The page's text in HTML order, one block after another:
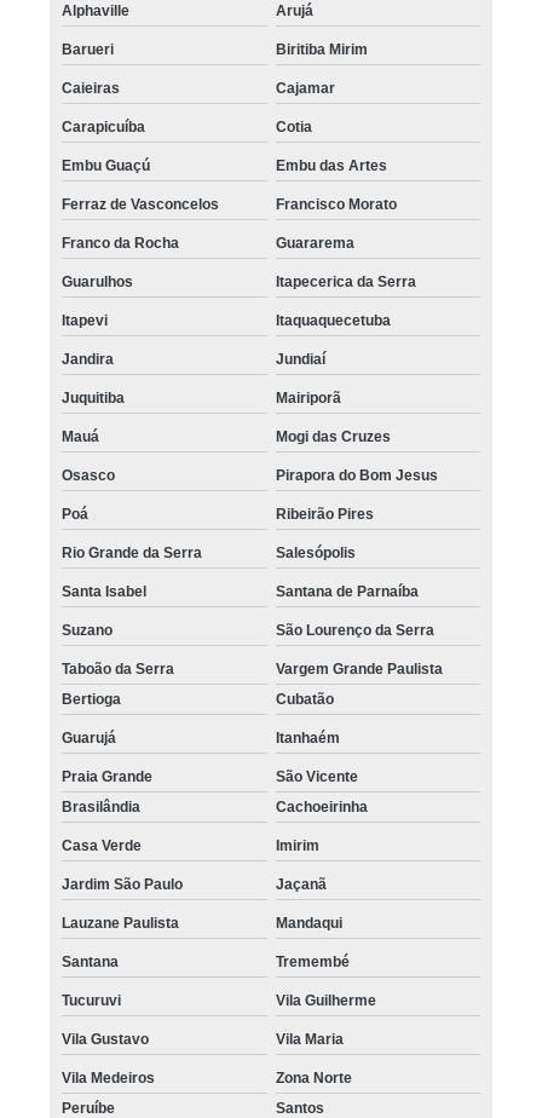
Alphaville
Arujá
Barueri Biritiba Mirim
Caieiras Cajamar
Carapicuíba Cotia
Embu Guaçú Embu das Artes
Ferraz de Vasconcelos Francisco Morato
Franco da Rocha Guararema
Guarulhos Itapecerica da Serra
Itapevi Itaquaquecetuba
Jandira Jundiaí
Juquitiba Mairiporã
Mauá Mogi das Cruzes
Osasco Pirapora do Bom Jesus
Poá Ribeirão Pires
Rio Grande da Serra Salesópolis
Santa Isabel Santana de Parnaíba
Suzano São Lourenço da Serra
Taboão da Serra
Vargem Grande Paulista
Bertioga
Cubatão
Guarujá Itanhaém
Praia Grande
São Vicente
Brasilândia
Cachoeirinha
Casa Verde Imirim
Jardim São Paulo Jaçanã
Lauzane Paulista Mandaqui
Santana Tremembé
Tucuruvi Vila Guilherme
Vila Gustavo Vila Maria
Vila Medeiros
Zona Norte
Peruíbe
Santos